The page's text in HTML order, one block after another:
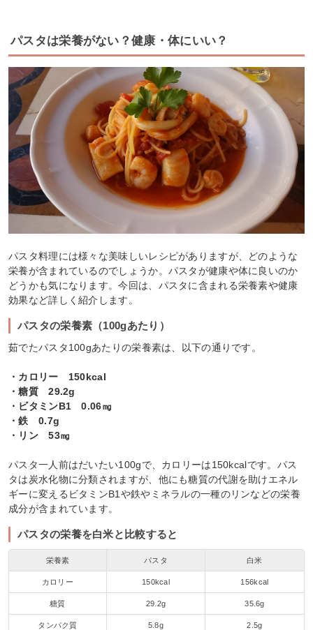
パスタは栄養がない？健康・体にいい？
パスタ料理には様々な美味しいレシピがありますが、どのような
栄養が含まれているのでしょうか。パスタが健康や体に良いのか
どうかも気になります。今回は、パスタに含まれる栄養素や健康
効果など詳しく紹介します。
パスタの栄養素（100gあたり）
茹でたパスタ100gあたりの栄養素は、以下の通りです。
・カロリー 150kcal
・糖質 29.2g
・ビタミンB1 0.06㎎
・鉄 0.7g
・リン 53㎎
パスタ一人前はだいたい100gで、カロリーは150kcalです。パス
タは炭水化物に分類されますが、他にも糖質の代謝を助けエネル
ギーに変えるビタミンB1や鉄やミネラルの一種のリンなどの栄養
成分が含まれています。
パスタの栄養を白米と比較すると
栄養素 パスタ 白米
カロリー 150kcal 156kcal
糖質 29.2g 35.6g
タンパク質 5.8g 2.5g